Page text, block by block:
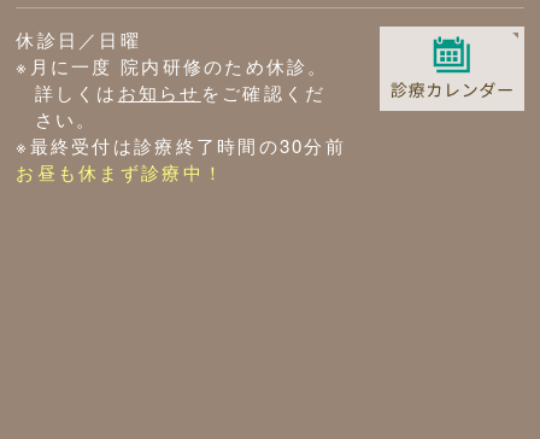
休診日／日曜
※月に一度 院内研修のため休診。
詳しくは お知らせ をご確認くだ
さい。
※最終受付は診療終了時間の30分前
お昼も休まず診療中！